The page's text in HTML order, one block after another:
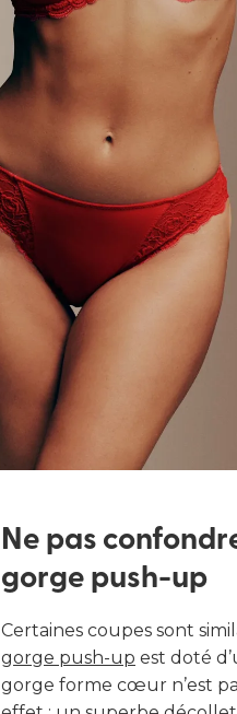
Ne pas
gorge push-up
Certaines coupes sont
gorge push-up est doté
gorge forme cœur n’est